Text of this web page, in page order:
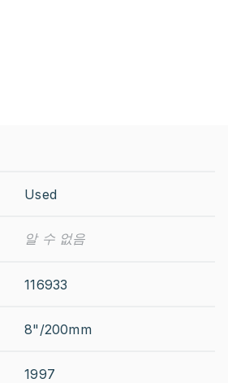
Used
알 수 없음
116933
8"/200mm
1997